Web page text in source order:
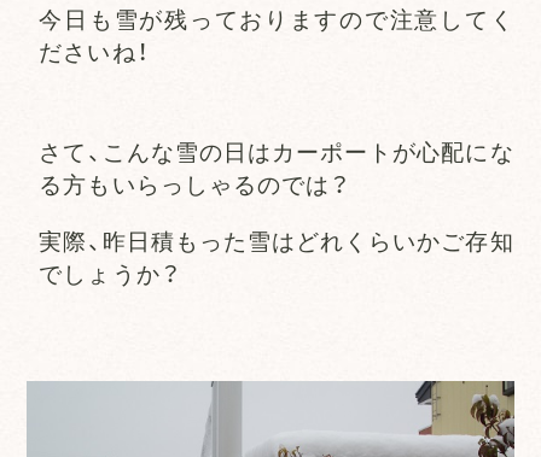
今日も雪が残っておりますので注意してく
ださいね！
さて、こんな雪の日はカーポートが心配にな
る方もいらっしゃるのでは？
実際、昨日積もった雪はどれくらいかご存知
でしょうか？